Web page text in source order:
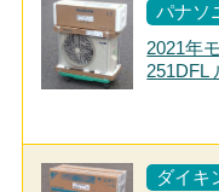
パナソ
2021年
251DFL
ダイキ